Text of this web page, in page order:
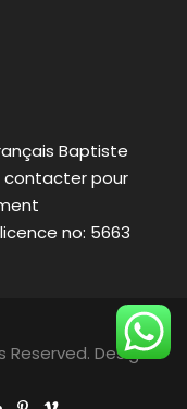
Baptiste
contacter pour
no: 5663
Reserved. Design